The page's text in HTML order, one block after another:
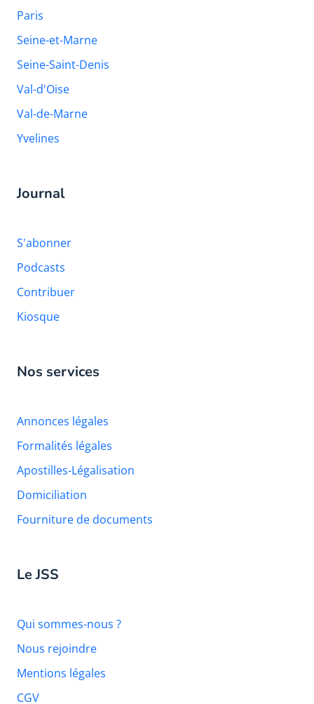
Paris
Seine-et-Marne
Seine-Saint-Denis
Val-d'Oise
Val-de-Marne
Yvelines
Journal
S'abonner
Podcasts
Contribuer
Kiosque
Nos services
Annonces légales
Formalités légales
Apostilles-Légalisation
Domiciliation
Fourniture de documents
Le JSS
Qui sommes-nous ?
Nous rejoindre
Mentions légales
CGV